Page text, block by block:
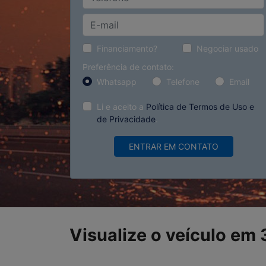
Financiamento?
Negociar usado
Preferência de contato:
Whatsapp
Telefone Email
Li e aceito a Política de Termos de Uso e
de Privacidade
ENTRAR EM CONTATO
Visualize o veículo em